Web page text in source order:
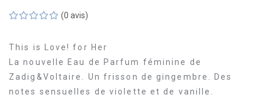
(0 avis)
This is Love! for Her
La nouvelle Eau de Parfum féminine de
Zadig&Voltaire. Un frisson de gingembre. Des
notes sensuelles de violette et de vanille.